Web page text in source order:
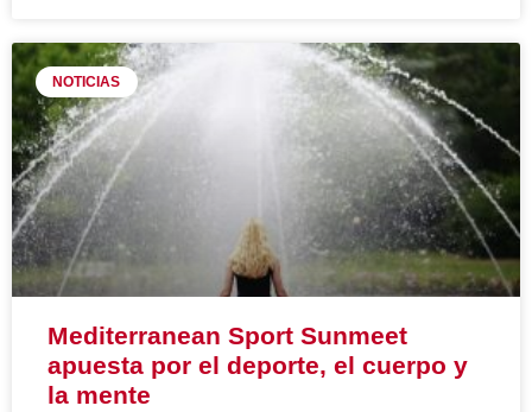
NOTICIAS
Mediterranean Sport Sunmeet
apuesta por el deporte, el cuerpo y
la mente